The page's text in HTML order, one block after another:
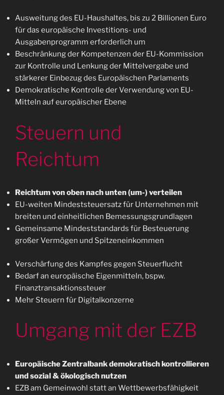
Ausweitung des EU-Haushaltes, bis zu 2 Billionen Euro
für das europäische Investitions- und
Ausgabenprogramm erforderlich um
Beschränkung der Kompetenzen der EU-Kommission
zur Kontrolle und Lenkung der Mittelvergabe und
stärkerer Einbezug des Europäischen Parlaments
Demokratische Kontrolle der Verwendung von EU-
Mitteln auf europäischer Ebene
Steuern und
Reichtum
Reichtum von oben nach unten (um-) verteilen
EU-weiten Mindeststeuersatz für Unternehmen mit
breiten und einheitlichen Bemessungsgrundlagen
Gemeinsame Mindeststandards für Besteuerung
großer Vermögen und Spitzeneinkommen
Verschärfung des Kampfes gegen Steuerflucht
Bedarf an europäische Eigenmitteln, bspw.
Finanztransaktionssteuer
Mehr Steuern für Digitalkonzerne
Umgang mit der EZB
Europäische Zentralbank demokratisch kontrollieren
und sozial & ökologisch nutzen
EZB am Gemeinwohl statt an Wettbewerbsfähigkeit